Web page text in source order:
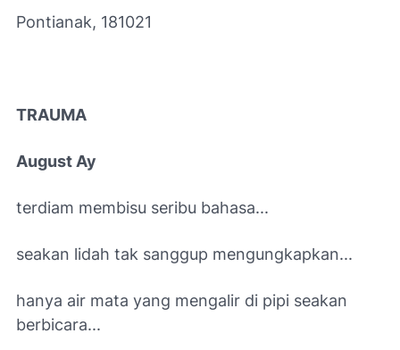
Pontianak, 181021
TRAUMA
August Ay
terdiam membisu seribu bahasa...
seakan lidah tak sanggup mengungkapkan...
hanya air mata yang mengalir di pipi seakan
berbicara...